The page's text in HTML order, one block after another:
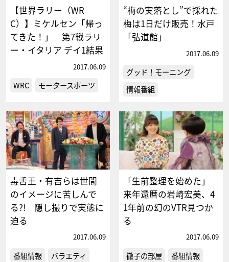
【世界ラリー（WR
C）】ミケルセン「帰っ
てきた！」 第7戦ラリ
ー・イタリア デイ1結果
2017.06.09
WRC モータースポーツ
“梅の実落とし”で採れた
梅は1日だけ販売！水戸
「弘道館」
2017.06.09
グッド！モーニング
情報番組
毒舌王・有吉らは世間
のイメージに苦しんで
る?! 隠し撮りで実態に
迫る
2017.06.09
番組情報
バラエティ
「生前整理を始めた」
来年還暦の岩崎宏美、4
1年前の幻のVTR見つか
る
2017.06.09
徹子の部屋 番組情報